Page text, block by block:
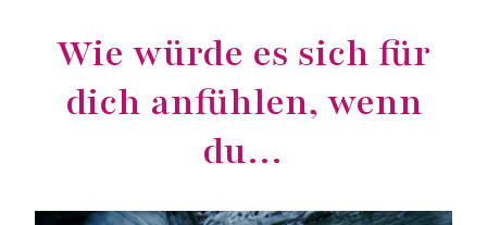
Wie würde es sich für
dich anfühlen, wenn
du…